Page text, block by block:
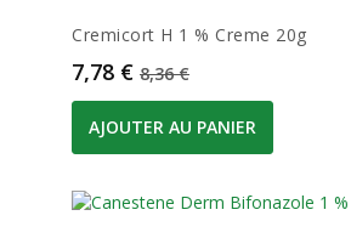
Cremicort H 1 % Creme 20g
Prix
7,78 € Prix de base
8,36 €
AJOUTER AU PANIER